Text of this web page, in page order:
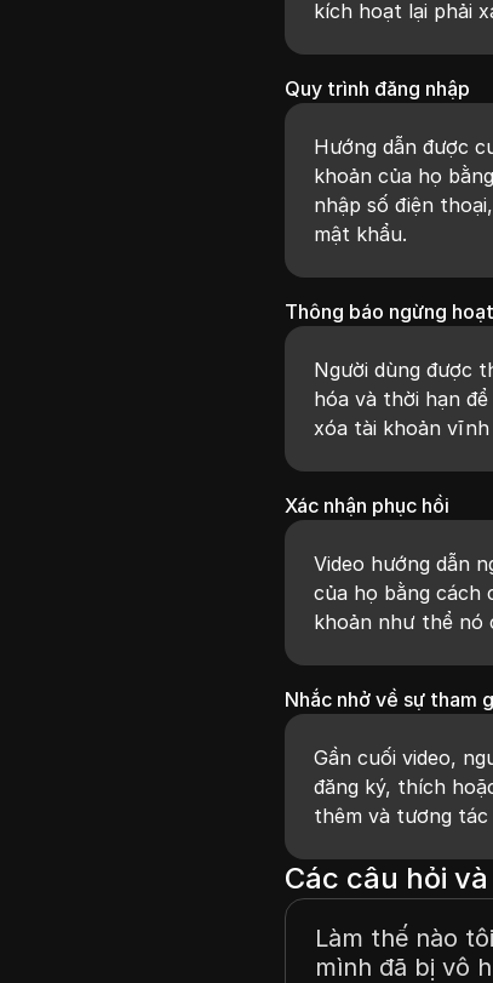
kích hoạt lại phải
Quy trình đăng nhập
Hướng dẫn được
khoản của họ
nhập số điện
mật khẩu.
Thông báo ngừng
Người dùng được
hóa và thời hạn
xóa tài khoản vĩnh
Xác nhận phục hồi
Video hướng dẫn
của họ bằng cách
khoản như thể nó
Nhắc nhở về sự tham
Gần cuối video,
đăng ký, thích
thêm và tương tác
Các câu hỏi
Làm thế nào
mình đã bị vô